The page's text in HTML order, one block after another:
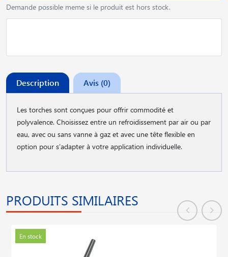
Demande possible meme si le produit est hors stock.
Description Avis (0)
Les torches sont conçues pour offrir commodité et
polyvalence. Choisissez entre un refroidissement par air ou par
eau, avec ou sans vanne à gaz et avec une tête flexible en
option pour s′adapter à votre application individuelle.
PRODUITS SIMILAIRES
En stock